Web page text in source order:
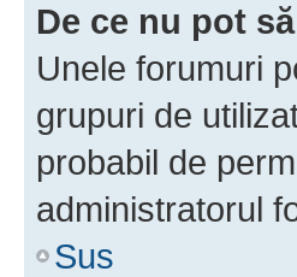
De ce nu pot
Unele forumuri
grupuri de
probabil de
administratorul
Sus